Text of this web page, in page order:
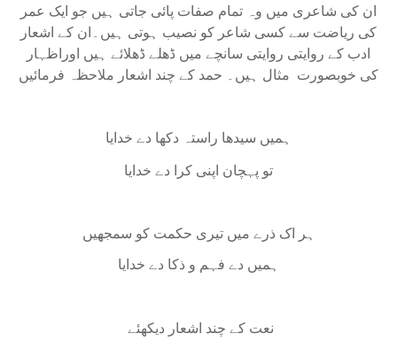
ان کی شاعری میں وہ تمام صفات پائی جاتی ہیں جو ایک عمر
کی ریاضت سے کسی شاعر کو نصیب ہوتی ہیں۔ان کے اشعار
ادب کے روایتی روایتی سانچے میں ڈھلے ڈھلائے ہیں اوراظہار
کی خوبصورت مثال ہیں۔ حمد کے چند اشعار ملاحظہ فرمائیں
ہمیں سیدھا راستہ دکھا دے خدایا
تو پہچان اپنی کرا دے خدایا
ہر اک ذرے میں تیری حکمت کو سمجھیں
ہمیں دے فہم و ذکا دے خدایا
نعت کے چند اشعار دیکھئے